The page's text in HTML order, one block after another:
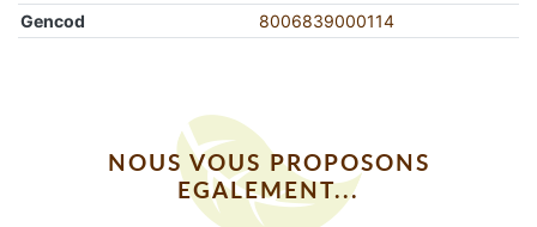
Gencod
8006839000114
NOUS VOUS PROPOSONS
EGALEMENT...